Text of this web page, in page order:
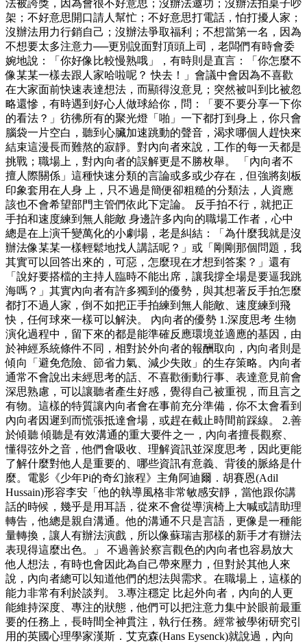
法被誇獎，因為會很不好意思；沒辦法邀功；沒辦法拍桌子吵
架；不好意思開口請人幫忙；不好意思打電話，怕打擾人家；
沒辦法用力行銷自己；沒辦法爭取福利；不想當第一名，因為
不想要太多注意力──更別說面對頂頭上司，老闆們有時會委
婉地說：「你好像比較慢熟哦」，有時則是直言：「你怎麼不
像某某一樣去跟人家哈啦呢？ 快去！」會議中會因為不喜歡
在大家面前快速表達想法，而顯得沒意見；突然被叫到比被忽
略還慘，有時遇到好心人做球給你，問：「要不要分享一下你
的看法？」彷彿所有的聚光燈「啪」一下都打到身上，你只會
腦袋一片空白，聽到心臟加速跳動的聲音，渴求哪個人趕快來
結束這漫長而難熬的寂靜。對內向者來說，工作的每一天都是
挑戰；職場上，對內向者的誤解更是不勝枚舉。 「內向者不
擅人際關係」這種快速分類的言論或多或少存在，但強將刻板
印象套用在人身 上，只不過是簡便卻粗糙的分類法，人資應
該也不會希望部門主管們依此下定論。 反手拍不行，就把正
手拍和速度練到無人能敵 身邊許多內向的職場工作者，心中
總是在上演千變萬化的小劇場，老是糾結：「為什麼我就是沒
辦法像某某一樣輕鬆地找人講話呢？」或「剛剛那個問題，我
其實可以回答出來的，可惡，怎麼現在才想到答案？」還有
「說好要搭檔的主持人臨時不能出席，讓我撐全場是要逼我跳
海嗎？」其實內向者有許多獨到的優勢，與其想著反手拍怎麼
都打不過人家，倒不如把正手拍練到無人能敵、速度練到飛
快，任何球來一樣可以解決。 內向者的優勢 1.深度思考 生物
演化過程中，留下來的都是能準確反應環境並適應的基因，由
於神經系統條件不同，相對於外向者的報酬取向，內向者則是
傾向「避免危險、節省力氣、減少失敗」的生存策略。內向者
通常不會說出未經思考的話、不喜歡衝動行事、表達意見前會
深思熟慮，可以讓聽者產生好感，覺得自己被重視，而且言之
有物。這樣的特質讓內向者會在事前充分準備，你不太會看到
內向者因遲到而慌張抵達會場，或趕在截止時間前踩線。 2.善
於傾聽 傾聽是有效溝通的重大要件之一，內向者擅長觀察、
懂得弦外之音，他們會吸收、理解資訊並深度思考，因此更能
了解什麼對他人是重要的、哪些資訊有意義、背後的脈絡是什
麼。電影《少年Pi的奇幻旅程》主角阿迪爾．胡賽恩(Adil
Hussain)形容李安「他的執導風格非常敏感安靜，當他跟你講
話的時候，幾乎是用耳語，從來不會從導演椅上大喊或請助理
轉告，他總是親自溝通。他的溝通不只是言語，更像是一種能
量轉換，讓人有辦法演戲，所以像蘇瑞吉那樣的新手才有辦法
表現得這麼出色。」 不過善於察言觀色的內向者也容易放大
他人想法，有時也會因此為自己帶來壓力，但對於其他人來
說，內向者總可以知道他們的想法與需求。在職場上，這樣的
能力非常有利於談判。 3.專注穩定 比起外向者，內向的人更
能維持深度、專注的狀態，他們可以把注意力集中於眼前最重
要的任務上，長時間全神貫注，執行任務。經常被學術研究引
用的英國心理學家漢斯．艾克森(Hans Eysenck)就說過，內向